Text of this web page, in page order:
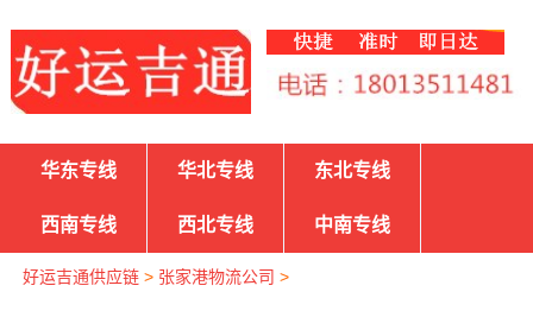
华东专线 华北专线 东北专线
西南专线 西北专线 中南专线
好运吉通供应链> 张家港物流公司 >